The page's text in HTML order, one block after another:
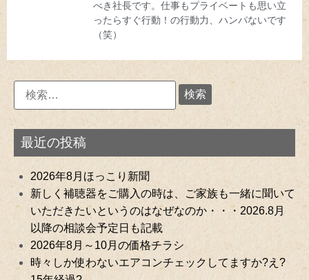
べき社長です。仕事もプライベートも思い立
ったらすぐ行動！の行動力、ハンパないです
（笑）
最近の投稿
2026年8月ほっこり新聞
新しく補聴器をご購入の時は、ご家族も一緒に聞いて
いただきたいというのはなぜなのか・・・2026.8月
以降の相談会予定日も記載
2026年8月～10月の価格チラシ
時々しか使わないエアコンチェックしてますか?え?